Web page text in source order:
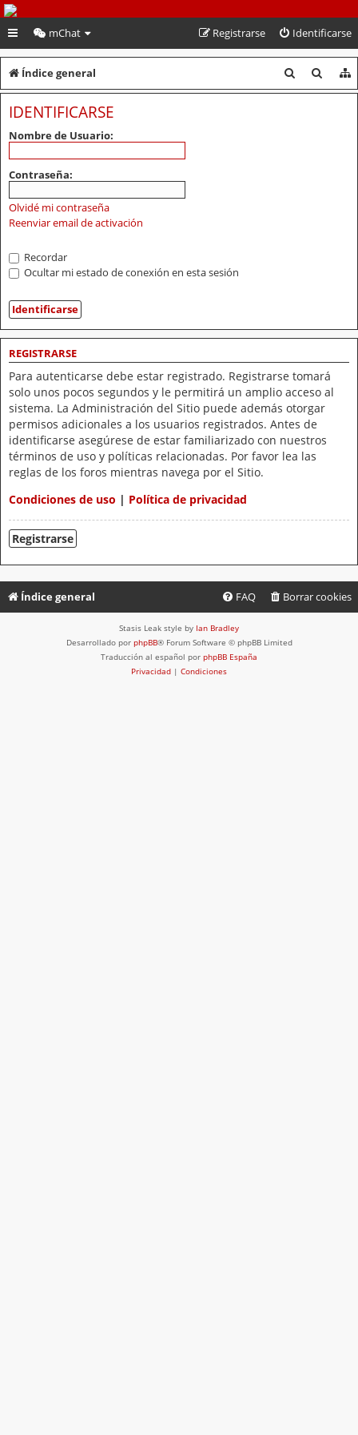
PeruVoley.com
mChat Identificarse
Registrarse
Índice general
u
u
IDENTIFICARSE
Nombre de Usuario:
Contraseña:
Olvidé mi contraseña
Reenviar email de activación
Recordar
Ocultar mi estado de conexión en esta sesión
REGISTRARSE
Para autenticarse debe estar registrado. Registrarse tomará
solo unos pocos segundos y le permitirá un amplio acceso al
sistema. La Administración del Sitio puede además otorgar
permisos adicionales a los usuarios registrados. Antes de
identificarse asegúrese de estar familiarizado con nuestros
términos de uso y políticas relacionadas. Por favor lea las
reglas de los foros mientras navega por el Sitio.
Condiciones de uso | Política de privacidad
Registrarse
Índice general Borrar cookies
FAQ
Stasis Leak style by Ian Bradley
Desarrollado por phpBB® Forum Software © phpBB Limited
Traducción al español por phpBB España
Privacidad | Condiciones